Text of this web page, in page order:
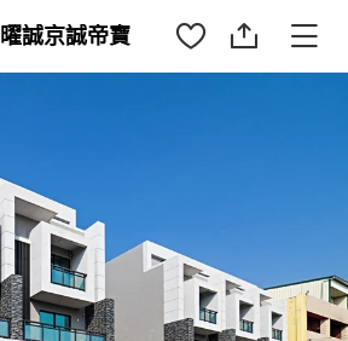
曜誠京誠帝寶